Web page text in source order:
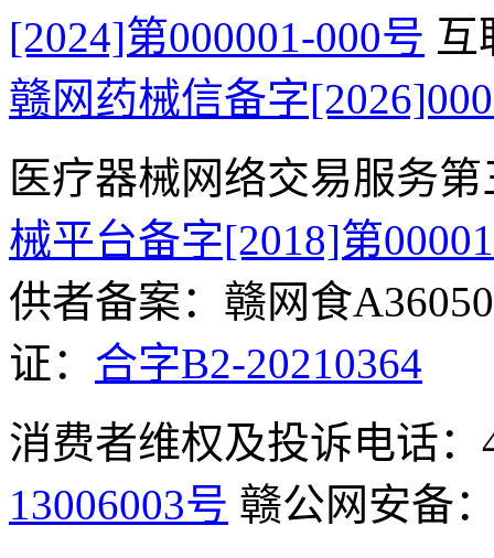
[2024]第000001-000号 互
赣网药械信备字
医疗器械网络交易服务
械平台备字[2018]第
供者备案：赣网食
证： 合字B2-20210364
消费者维权及投诉电话：
13006003号 赣公网安备